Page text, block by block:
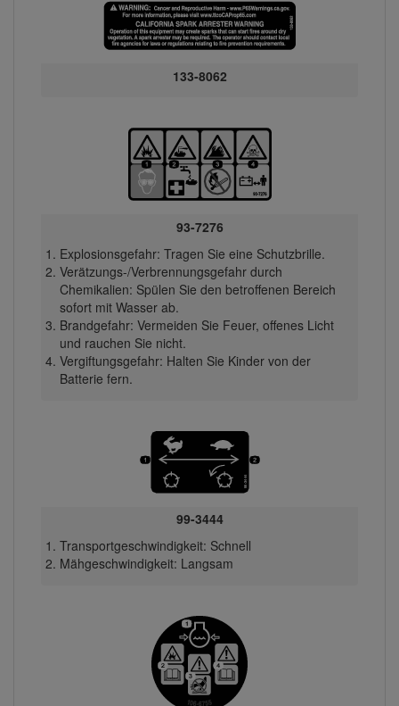
133-8062
93-7276
Explosionsgefahr: Tragen Sie eine Schutzbrille.
Verätzungs-/Verbrennungsgefahr durch
Chemikalien: Spülen Sie den betroffenen Bereich
sofort mit Wasser ab.
Brandgefahr: Vermeiden Sie Feuer, offenes Licht
und rauchen Sie nicht.
Vergiftungsgefahr: Halten Sie Kinder von der
Batterie fern.
99-3444
Transportgeschwindigkeit: Schnell
Mähgeschwindigkeit: Langsam